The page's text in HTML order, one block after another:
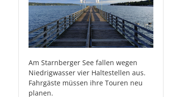
Am Starnberger See fallen wegen
Niedrigwasser vier Haltestellen aus.
Fahrgäste müssen ihre Touren neu
planen.